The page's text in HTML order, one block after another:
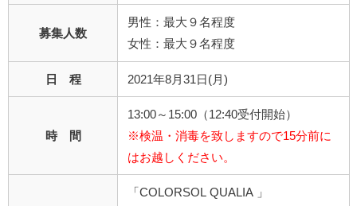
募集人数
男性：最大９名程度
女性：最大９名程度
日 程 2021年8月31日(月)
時 間
13:00～15:00（12:40受付開始）
※検温・消毒を致しますので15分前に
はお越しください。
「COLORSOL QUALIA 」